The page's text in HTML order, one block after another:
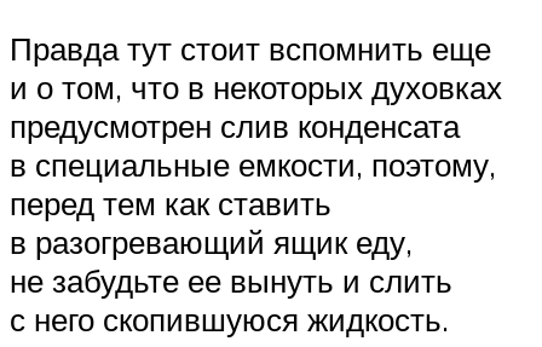
Правда тут стоит вспомнить еще
и о том, что в некоторых духовках
предусмотрен слив конденсата
в специальные емкости, поэтому,
перед тем как ставить
в разогревающий ящик еду,
не забудьте ее вынуть и слить
с него скопившуюся жидкость.